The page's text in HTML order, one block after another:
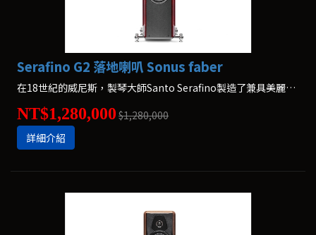
Serafino G2 落地喇叭 Sonus faber
在18世紀的威尼斯，製琴大師Santo Serafino製造了兼具美麗外型與音色的小提琴。與經典匹配，第二代Sonus faber Serafino喇叭結合了藝術性和卓越聲音。增強的技術打造出現場演出的感覺，提供原始和強大的聲音。
NT$1,280,000 $1,280,000
詳細介紹